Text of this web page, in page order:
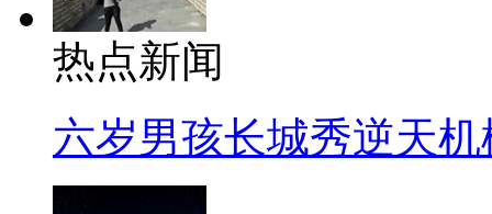
热点新闻
六岁男孩长城秀逆天机